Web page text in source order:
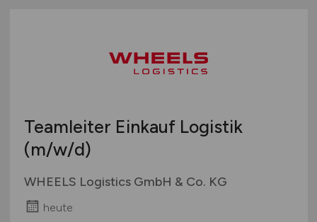
Teamleiter Einkauf Logistik
(m/w/d)
WHEELS Logistics GmbH & Co. KG
heute